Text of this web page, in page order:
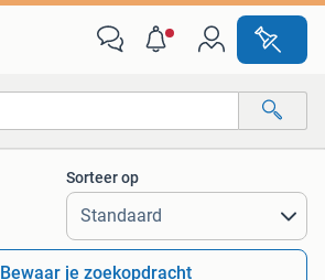
Alle afstanden…
Sorteer op
Bewaar je zoekopdracht